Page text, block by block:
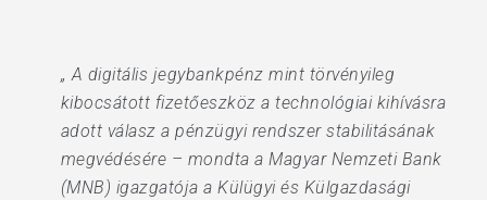
„ A digitális jegybankpénz mint törvényileg
kibocsátott fizetőeszköz a technológiai kihívásra
adott válasz a pénzügyi rendszer stabilitásának
megvédésére – mondta a Magyar Nemzeti Bank
(MNB) igazgatója a Külügyi és Külgazdasági